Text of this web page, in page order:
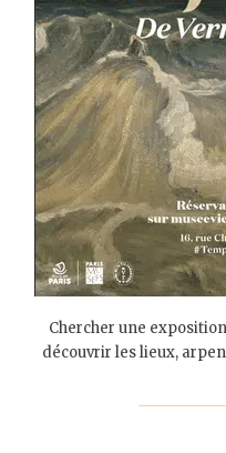
Chercher une
découvrir les lieux,